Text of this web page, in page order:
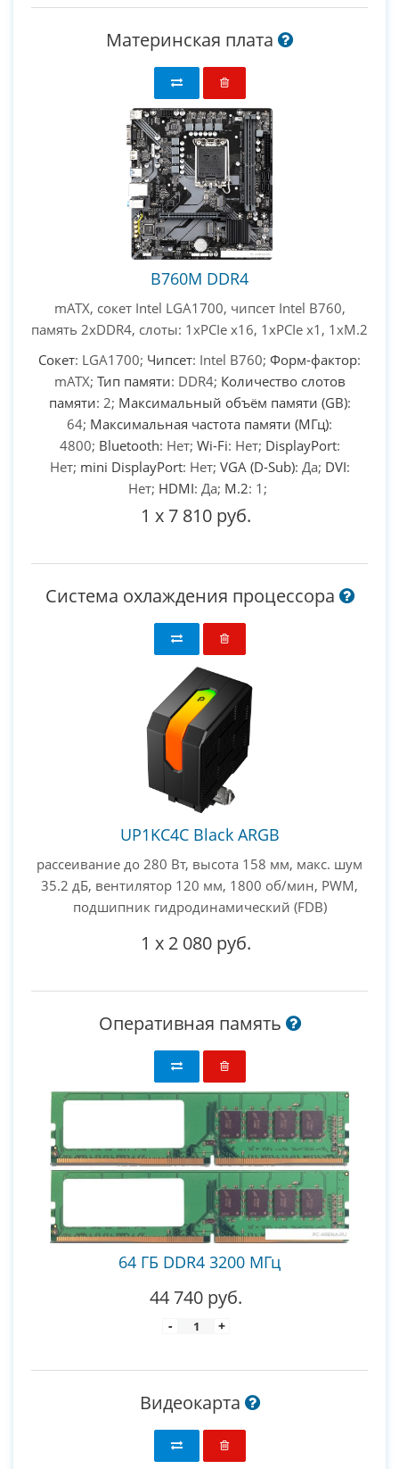
Материнская плата
B760M DDR4
mATX, сокет Intel LGA1700, чипсет Intel B760,
память 2xDDR4, слоты: 1xPCIe x16, 1xPCIe x1, 1xM.2
Сокет: LGA1700; Чипсет: Intel B760; Форм-фактор:
mATX; Тип памяти: DDR4; Количество слотов
памяти: 2; Максимальный объём памяти (GB):
64; Максимальная частота памяти (МГц):
4800; Bluetooth: Нет; Wi-Fi: Нет; DisplayPort:
Нет; mini DisplayPort: Нет; VGA (D-Sub): Да; DVI:
Нет; HDMI: Да; M.2: 1;
1 x 7 810 руб.
Система охлаждения процессора
UP1KC4C Black ARGB
рассеивание до 280 Вт, высота 158 мм, макс. шум
35.2 дБ, вентилятор 120 мм, 1800 об/мин, PWM,
подшипник гидродинамический (FDB)
1 x 2 080 руб.
Оперативная память
64 ГБ DDR4 3200 МГц
44 740 руб.
- +
Видеокарта